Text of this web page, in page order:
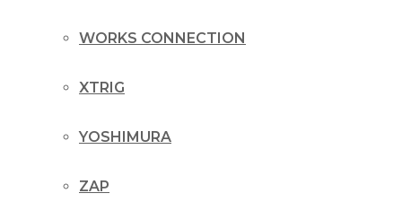
WORKS CONNECTION
XTRIG
YOSHIMURA
ZAP